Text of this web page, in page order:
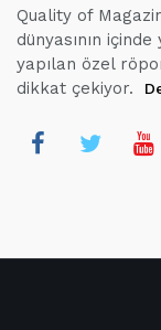
Quality of
dünyasının
yapılan özel
dikkat çekiyor.